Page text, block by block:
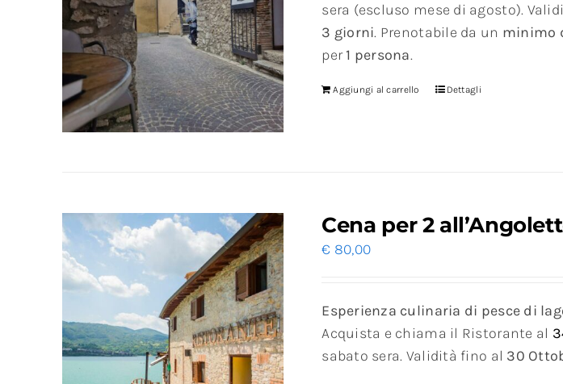
sera (escluso mese di agosto).
3 giorni. Prenotabile da un minimo
per1 persona.
Aggiungi al carrello Dettagli
Cena per 2
€ 80,00
Esperienza culinaria di pesce di
Acquista e chiama il Ristorante al
sabato sera. Validità fino al 30